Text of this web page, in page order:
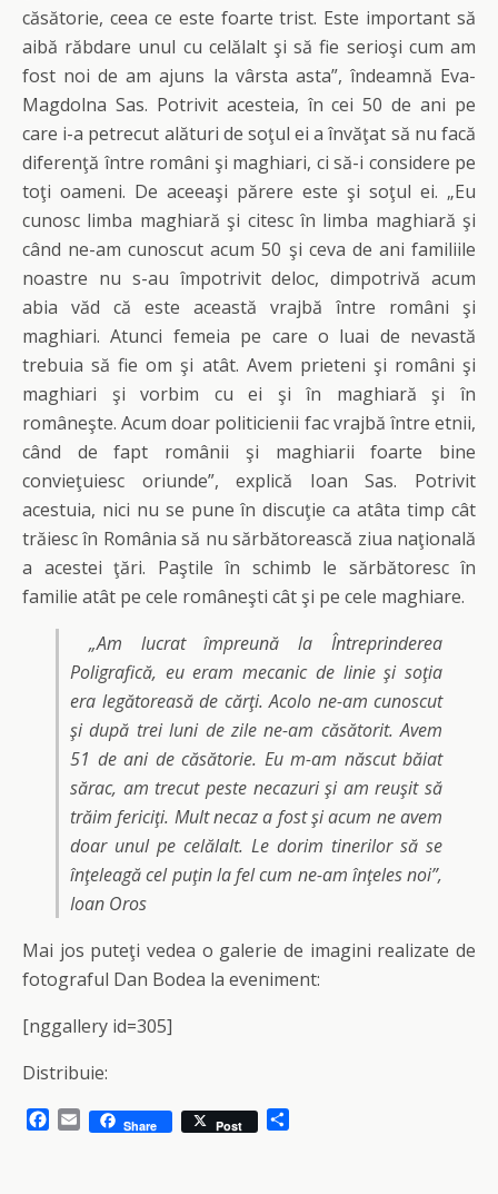
căsătorie, ceea ce este foarte trist. Este important să
aibă răbdare unul cu celălalt şi să fie serioşi cum am
fost noi de am ajuns la vârsta asta”, îndeamnă Eva-
Magdolna Sas. Potrivit acesteia, în cei 50 de ani pe
care i-a petrecut alături de soţul ei a învăţat să nu facă
diferenţă între români şi maghiari, ci să-i considere pe
toţi oameni. De aceeaşi părere este şi soţul ei. „Eu
cunosc limba maghiară şi citesc în limba maghiară şi
când ne-am cunoscut acum 50 şi ceva de ani familiile
noastre nu s-au împotrivit deloc, dimpotrivă acum
abia văd că este această vrajbă între români şi
maghiari. Atunci femeia pe care o luai de nevastă
trebuia să fie om şi atât. Avem prieteni şi români şi
maghiari şi vorbim cu ei şi în maghiară şi în
româneşte. Acum doar politicienii fac vrajbă între etnii,
când de fapt românii şi maghiarii foarte bine
convieţuiesc oriunde”, explică Ioan Sas. Potrivit
acestuia, nici nu se pune în discuţie ca atâta timp cât
trăiesc în România să nu sărbătorească ziua naţională
a acestei ţări. Paştile în schimb le sărbătoresc în
familie atât pe cele româneşti cât şi pe cele maghiare.
„Am lucrat împreună la Întreprinderea
Poligrafică, eu eram mecanic de linie şi soţia
era legătoreasă de cărţi. Acolo ne-am cunoscut
şi după trei luni de zile ne-am căsătorit. Avem
51 de ani de căsătorie. Eu m-am născut băiat
sărac, am trecut peste necazuri şi am reuşit să
trăim fericiţi. Mult necaz a fost şi acum ne avem
doar unul pe celălalt. Le dorim tinerilor să se
înţeleagă cel puţin la fel cum ne-am înţeles noi”,
Ioan Oros
Mai jos puteţi vedea o galerie de imagini realizate de
fotograful Dan Bodea la eveniment:
[nggallery id=305]
Distribuie:
E
Share Post